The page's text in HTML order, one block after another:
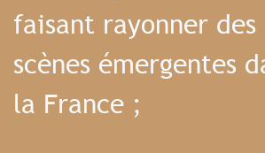
faisant rayonner des
scènes émergentes
la France ;